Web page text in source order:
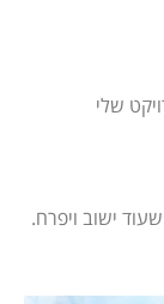
ישוב ויפרח.